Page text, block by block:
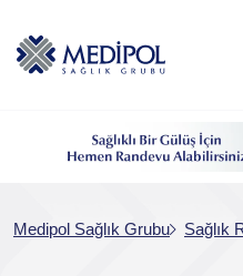
Medipol Sağlık Grubu Sağlık